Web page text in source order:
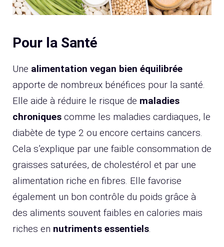
Pour la Santé
Une alimentation vegan bien équilibrée
apporte de nombreux bénéfices pour la santé.
Elle aide à réduire le risque de maladies
chroniques comme les maladies cardiaques, le
diabète de type 2 ou encore certains cancers.
Cela s’explique par une faible consommation de
graisses saturées, de cholestérol et par une
alimentation riche en fibres. Elle favorise
également un bon contrôle du poids grâce à
des aliments souvent faibles en calories mais
riches en nutriments essentiels.